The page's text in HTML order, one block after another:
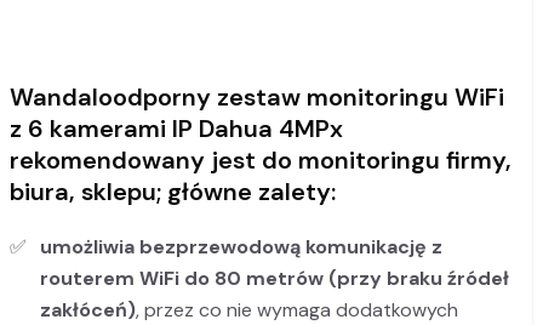
Wandaloodporny zestaw monitoringu WiFi
z 6 kamerami IP Dahua 4MPx
rekomendowany jest do monitoringu firmy,
biura, sklepu; główne zalety:
umożliwia bezprzewodową komunikację z
routerem WiFi do 80 metrów (przy braku źródeł
zakłóceń), przez co nie wymaga dodatkowych